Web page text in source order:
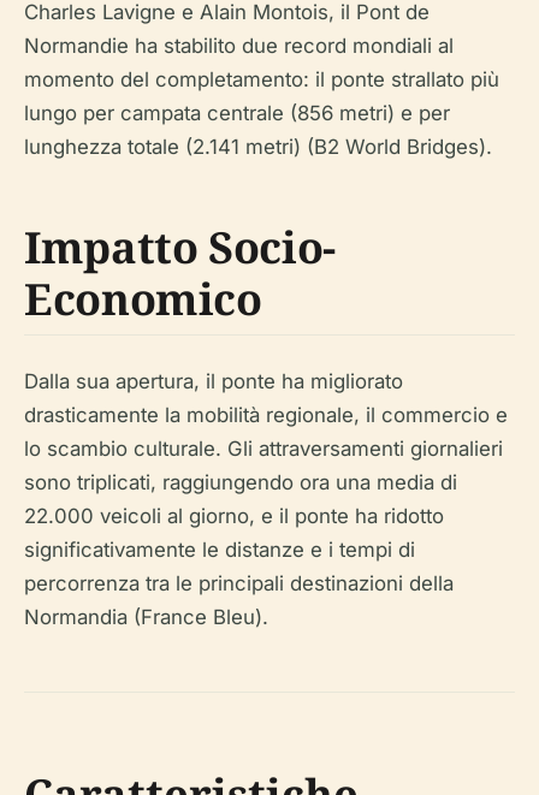
Charles Lavigne e Alain Montois, il Pont de
Normandie ha stabilito due record mondiali al
momento del completamento: il ponte strallato più
lungo per campata centrale (856 metri) e per
lunghezza totale (2.141 metri) (B2 World Bridges).
Impatto Socio-
Economico
Dalla sua apertura, il ponte ha migliorato
drasticamente la mobilità regionale, il commercio e
lo scambio culturale. Gli attraversamenti giornalieri
sono triplicati, raggiungendo ora una media di
22.000 veicoli al giorno, e il ponte ha ridotto
significativamente le distanze e i tempi di
percorrenza tra le principali destinazioni della
Normandia (France Bleu).